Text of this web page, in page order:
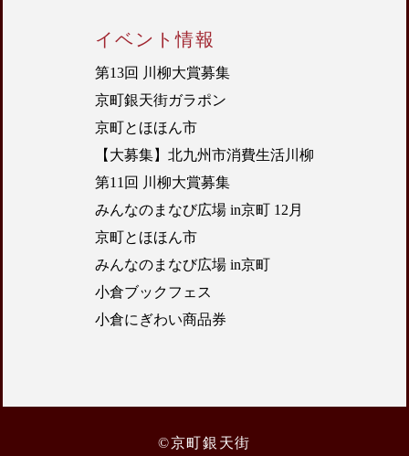
イベント情報
第13回 川柳大賞募集
京町銀天街ガラポン
京町とほほん市
【大募集】北九州市消費生活川柳
第11回 川柳大賞募集
みんなのまなび広場 in京町 12月
京町とほほん市
みんなのまなび広場 in京町
小倉ブックフェス
小倉にぎわい商品券
©京町銀天街